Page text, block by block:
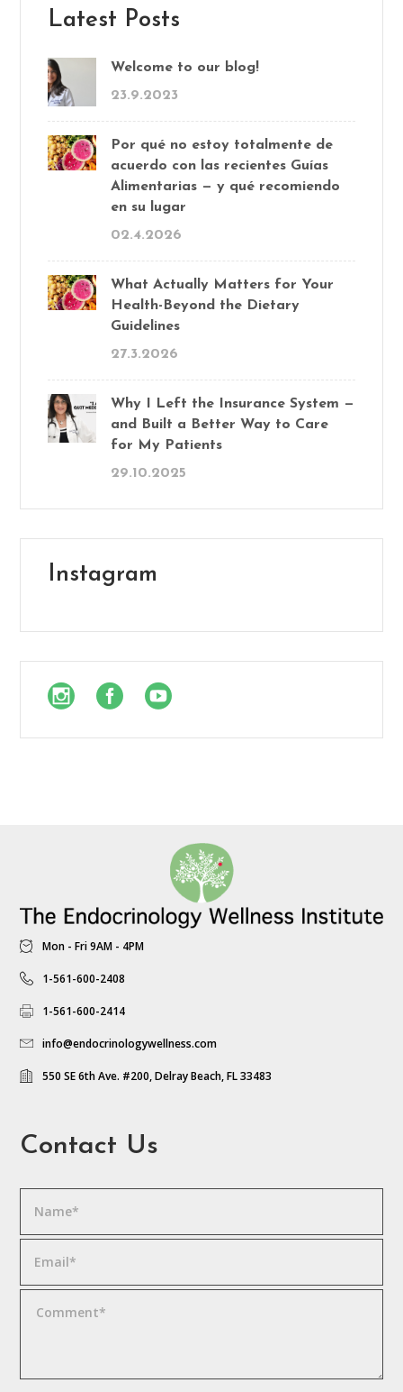
Latest Posts
Welcome to our blog!
23.9.2023
Por qué no estoy totalmente de
acuerdo con las recientes Guías
Alimentarias — y qué recomiendo
en su lugar
02.4.2026
What Actually Matters for Your
Health-Beyond the Dietary
Guidelines
27.3.2026
Why I Left the Insurance System —
and Built a Better Way to Care
for My Patients
29.10.2025
Instagram
Mon - Fri 9AM - 4PM
1-561-600-2408
1-561-600-2414
info@endocrinologywellness.com
550 SE 6th Ave. #200, Delray Beach, FL 33483
Contact Us